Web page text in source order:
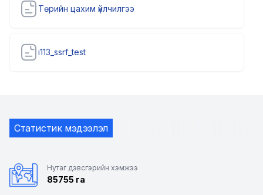
Төрийн цахим үйлчилгээ
i113_ssrf_test
Статистик мэдээлэл
Нутаг дэвсгэрийн хэмжээ
85755 га